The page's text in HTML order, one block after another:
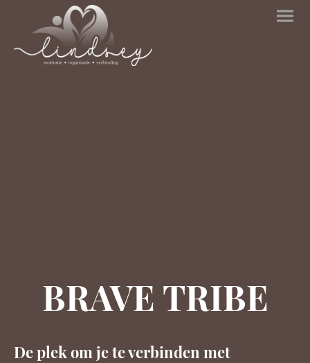
BRAVE TRIBE
De plek om je te verbinden met